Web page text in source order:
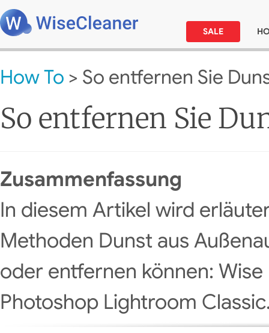
SALE
How To > So entfernen Sie
So entfernen Sie
Zusammenfassung
In diesem Artikel wird
Methoden Dunst aus
oder entfernen können:
Photoshop Lightroom